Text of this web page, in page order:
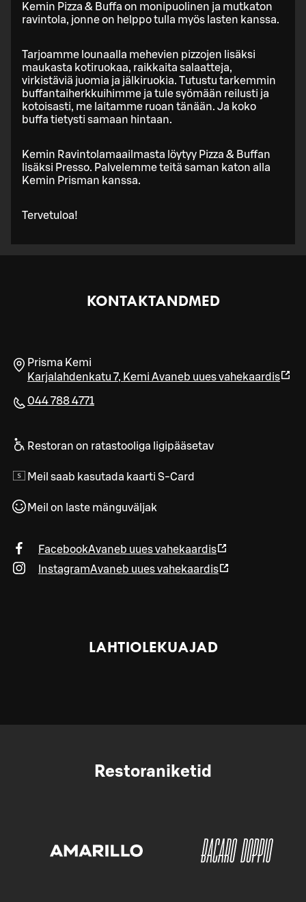
Kemin Pizza & Buffa on monipuolinen ja mutkaton
ravintola, jonne on helppo tulla myös lasten kanssa.
Tarjoamme lounaalla mehevien pizzojen lisäksi
maukasta kotiruokaa, raikkaita salaatteja,
virkistäviä juomia ja jälkiruokia. Tutustu tarkemmin
buffantaiherkkuihimme ja tule syömään reilusti ja
kotoisasti, me laitamme ruoan tänään. Ja koko
buffa tietysti samaan hintaan.
Kemin Ravintolamaailmasta löytyy Pizza & Buffan
lisäksi Presso. Palvelemme teitä saman katon alla
Kemin Prisman kanssa.
Tervetuloa!
KONTAKTANDMED
Prisma Kemi
Karjalahdenkatu 7, Kemi Avaneb uues vahekaardis
044 788 4771
Restoran on ratastooliga ligipääsetav
Meil saab kasutada kaarti S-Card
Meil on laste mänguväljak
FacebookAvaneb uues vahekaardis
InstagramAvaneb uues vahekaardis
LAHTIOLEKUAJAD
Restoraniketid